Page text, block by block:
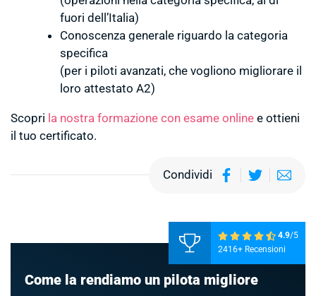
fuori dell’Italia)
Conoscenza generale riguardo la categoria
specifica
(per i piloti avanzati, che vogliono migliorare il
loro attestato A2)
Scopri la nostra formazione con esame online e ottieni
il tuo certificato.
Condividi
4.9/5
2416+ Recensioni
Come la rendiamo un pilota migliore